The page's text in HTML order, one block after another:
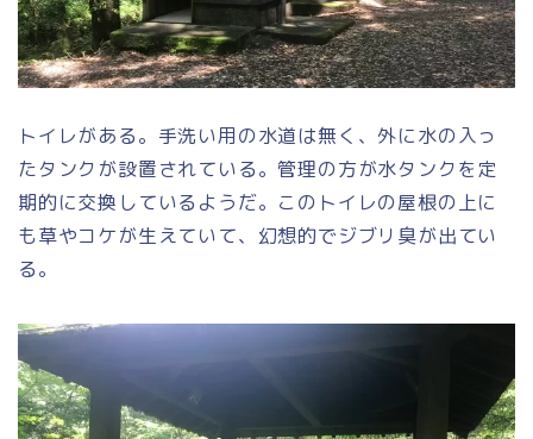
トイレがある。手洗い用の水道は無く、外に水の入っ
たタンクが設置されている。管理の方が水タンクを定
期的に交換しているようだ。このトイレの屋根の上に
も草やコケが生えていて、幻想的でジブリ臭が出てい
る。